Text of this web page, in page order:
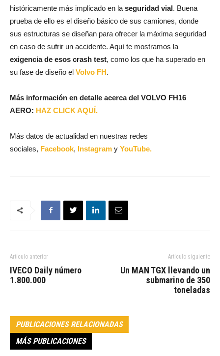
históricamente más implicado en la seguridad vial. Buena
prueba de ello es el diseño básico de sus camiones, donde
sus estructuras se diseñan para ofrecer la máxima seguridad
en caso de sufrir un accidente. Aquí te mostramos la
exigencia de esos crash test, como los que ha superado en
su fase de diseño el Volvo FH.
Más información en detalle acerca del VOLVO FH16
AERO: HAZ CLICK AQUÍ.
Más datos de actualidad en nuestras redes
sociales, Facebook, Instagram y YouTube.
Artículo anterior
IVECO Daily número
1.800.000
Artículo siguiente
Un MAN TGX llevando un
submarino de 350
toneladas
PUBLICACIONES RELACIONADAS
MÁS PUBLICACIONES